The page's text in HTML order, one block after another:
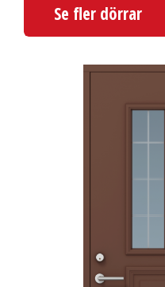
Se fler dörrar